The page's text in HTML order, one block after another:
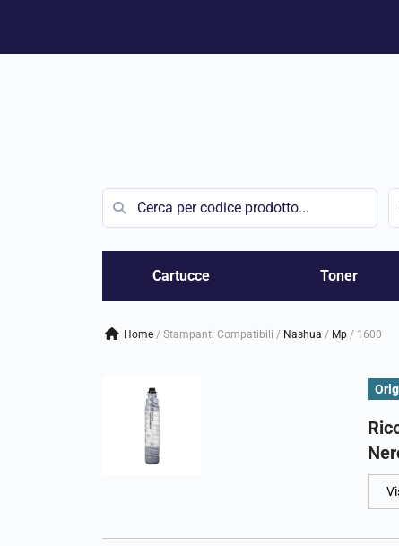
Vai
Cartucce Toner
Home / Stampanti Compatibili / nashua / mp / 1600